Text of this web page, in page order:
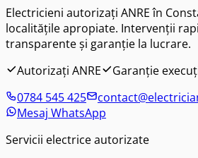
Electricieni autorizați ANRE în
localitățile apropiate. Intervenții
transparente și garanție la lucrare.
Autorizați ANRE
Garanție
0784 545 425
Mesaj WhatsApp
Servicii electrice autorizate